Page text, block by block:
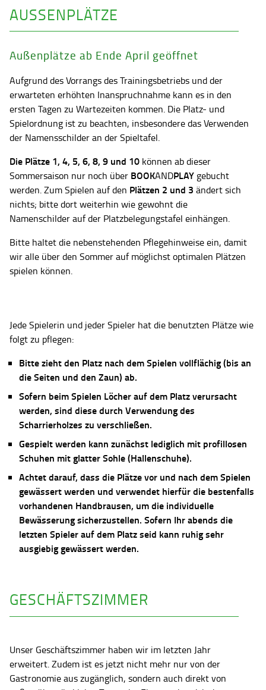
AUSSENPLÄTZE
Außenplätze ab Ende April geöffnet
Aufgrund des Vorrangs des Trainingsbetriebs und der
erwarteten erhöhten Inanspruchnahme kann es in den
ersten Tagen zu Wartezeiten kommen. Die Platz- und
Spielordnung ist zu beachten, insbesondere das Verwenden
der Namensschilder an der Spieltafel.
Die Plätze 1, 4, 5, 6, 8, 9 und 10 können ab dieser
Sommersaison nur noch über BOOKANDPLAY gebucht
werden. Zum Spielen auf den Plätzen 2 und 3 ändert sich
nichts; bitte dort weiterhin wie gewohnt die
Namenschilder auf der Platzbelegungstafel einhängen.
Bitte haltet die nebenstehenden Pflegehinweise ein, damit
wir alle über den Sommer auf möglichst optimalen Plätzen
spielen können.
Jede Spielerin und jeder Spieler hat die benutzten Plätze wie
folgt zu pflegen:
Bitte zieht den Platz nach dem Spielen vollflächig (bis an
die Seiten und den Zaun) ab.
Sofern beim Spielen Löcher auf dem Platz verursacht
werden, sind diese durch Verwendung des
Scharrierholzes zu verschließen.
Gespielt werden kann zunächst lediglich mit profillosen
Schuhen mit glatter Sohle (Hallenschuhe).
Achtet darauf, dass die Plätze vor und nach dem Spielen
gewässert werden und verwendet hierfür die bestenfalls
vorhandenen Handbrausen, um die individuelle
Bewässerung sicherzustellen. Sofern Ihr abends die
letzten Spieler auf dem Platz seid kann ruhig sehr
ausgiebig gewässert werden.
GESCHÄFTSZIMMER
Unser Geschäftszimmer haben wir im letzten Jahr
erweitert. Zudem ist es jetzt nicht mehr nur von der
Gastronomie aus zugänglich, sondern auch direkt von